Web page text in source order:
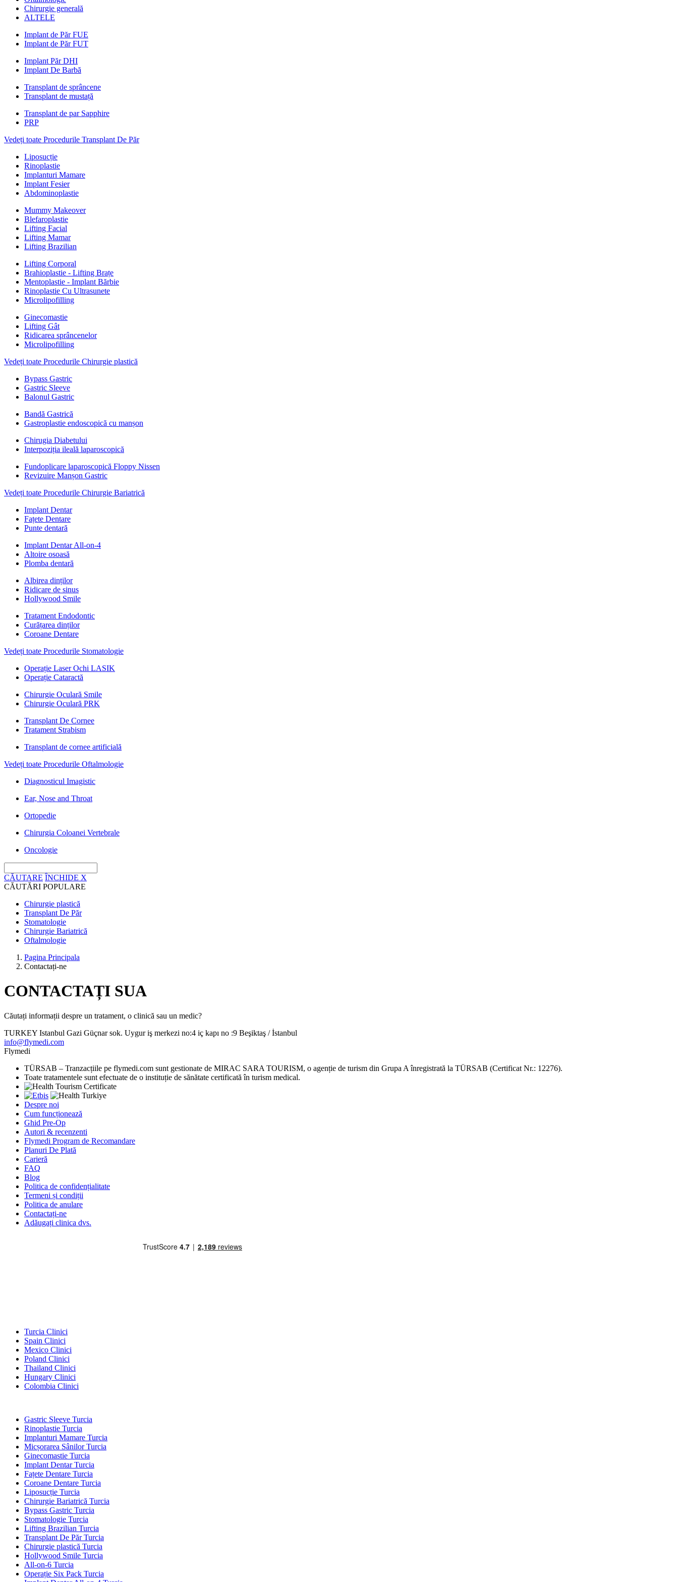
Chirurgie generală
ALTELE
Implant de Păr FUE
Implant de Păr FUT
Implant Păr DHI
Implant De Barbă
Transplant de sprâncene
Transplant de mustață
Transplant de par Sapphire
PRP
Vedeți toate Procedurile Transplant De Păr
Liposucție
Rinoplastie
Implanturi Mamare
Implant Fesier
Abdominoplastie
Mummy Makeover
Blefaroplastie
Lifting Facial
Lifting Mamar
Lifting Brazilian
Lifting Corporal
Brahioplastie - Lifting Brațe
Mentoplastie - Implant Bărbie
Rinoplastie Cu Ultrasunete
Microlipofilling
Ginecomastie
Lifting Gât
Ridicarea sprâncenelor
Microlipofilling
Vedeți toate Procedurile Chirurgie plastică
Bypass Gastric
Gastric Sleeve
Balonul Gastric
Bandă Gastrică
Gastroplastie endoscopică cu manșon
Chirugia Diabetului
Interpoziția ileală laparoscopică
Fundoplicare laparoscopică Floppy Nissen
Revizuire Manșon Gastric
Vedeți toate Procedurile Chirurgie Bariatrică
Implant Dentar
Fațete Dentare
Punte dentară
Implant Dentar All-on-4
Altoire osoasă
Plomba dentară
Albirea dinților
Ridicare de sinus
Hollywood Smile
Tratament Endodontic
Curățarea dinților
Coroane Dentare
Vedeți toate Procedurile Stomatologie
Operație Laser Ochi LASIK
Operație Cataractă
Chirurgie Oculară Smile
Chirurgie Oculară PRK
Transplant De Cornee
Tratament Strabism
Transplant de cornee artificială
Vedeți toate Procedurile Oftalmologie
Diagnosticul Imagistic
Ear, Nose and Throat
Ortopedie
Chirurgia Coloanei Vertebrale
Oncologie
CĂUTARE ÎNCHIDE X
CĂUTĂRI POPULARE
Chirurgie plastică
Transplant De Păr
Stomatologie
Chirurgie Bariatrică
Oftalmologie
Pagina Principala
Contactați-ne
CONTACTAȚI SUA
Căutați informații despre un tratament, o clinică sau un medic?
TURKEY Istanbul Gazi Güçnar sok. Uygur iş merkezi no:4 iç kapı no :9 Beşiktaş / İstanbul
info@flymedi.com
Flymedi
TÜRSAB – Tranzacțiile pe flymedi.com sunt gestionate de MIRAC SARA TOURISM, o agenție de turism din Grupa A înregistrată la TÜRSAB (Certificat Nr.: 12276).
Toate tratamentele sunt efectuate de o instituție de sănătate certificată în turism medical.
Despre noi
Cum funcționează
Ghid Pre-Op
Autori & recenzenti
Flymedi Program de Recomandare
Planuri De Plată
Carieră
FAQ
Blog
Politica de confidențialitate
Termeni și condiții
Politica de anulare
Contactați-ne
Adăugați clinica dvs.
Turcia Clinici
Spain Clinici
Mexico Clinici
Poland Clinici
Thailand Clinici
Hungary Clinici
Colombia Clinici
Gastric Sleeve Turcia
Rinoplastie Turcia
Implanturi Mamare Turcia
Micșorarea Sânilor Turcia
Ginecomastie Turcia
Implant Dentar Turcia
Fațete Dentare Turcia
Coroane Dentare Turcia
Liposucție Turcia
Chirurgie Bariatrică Turcia
Bypass Gastric Turcia
Stomatologie Turcia
Lifting Brazilian Turcia
Transplant De Păr Turcia
Chirurgie plastică Turcia
Hollywood Smile Turcia
All-on-6 Turcia
Operație Six Pack Turcia